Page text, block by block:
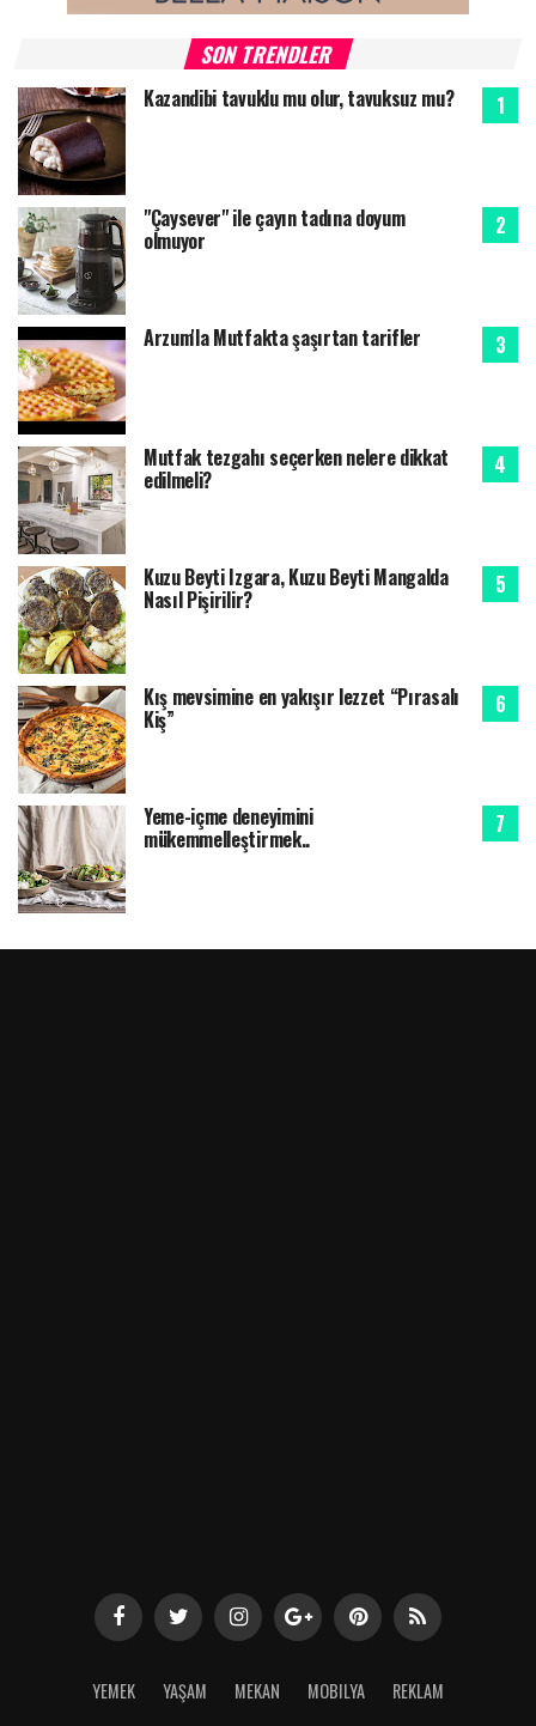
SON TRENDLER
Kazandibi tavuklu mu olur, tavuksuz mu?
"Çaysever" ile çayın tadına doyum
olmuyor
Arzum'la Mutfakta şaşırtan tarifler
Mutfak tezgahı seçerken nelere dikkat
edilmeli?
Kuzu Beyti Izgara, Kuzu Beyti Mangalda
Nasıl Pişirilir?
Kış mevsimine en yakışır lezzet “Pırasalı
Kiş”
Yeme-içme deneyimini
mükemmelleştirmek..
YEMEK YAŞAM MEKAN MOBILYA REKLAM